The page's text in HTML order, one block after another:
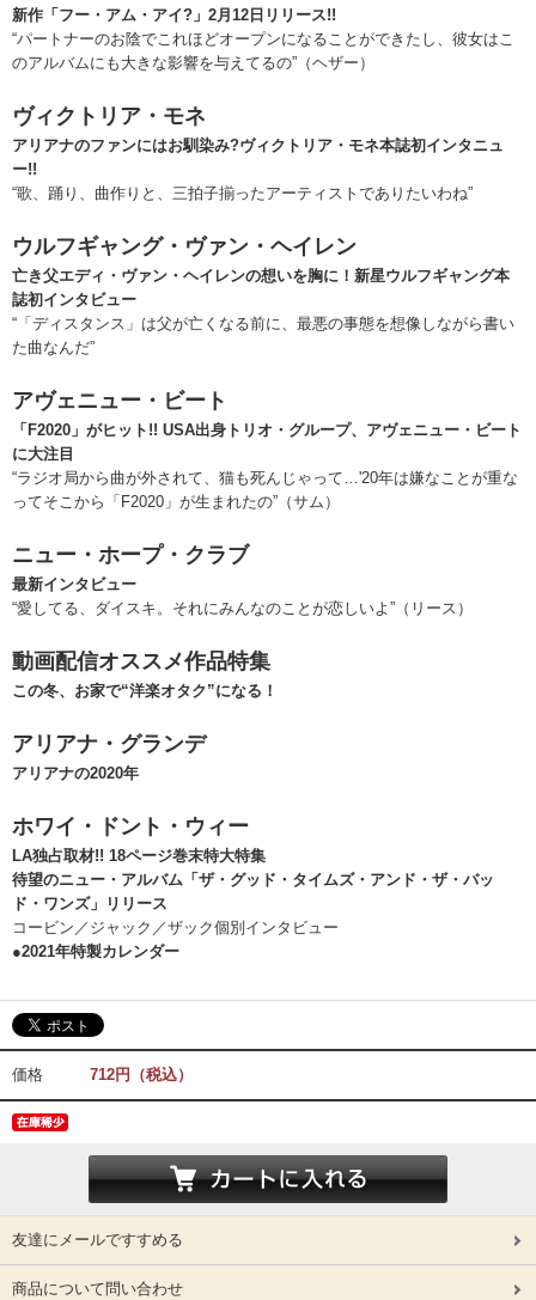
新作「フー・アム・アイ?」2月12日リリース!!
“パートナーのお陰でこれほどオープンになることができたし、彼女はこ
のアルバムにも大きな影響を与えてるの”（ヘザー）
ヴィクトリア・モネ
アリアナのファンにはお馴染み?ヴィクトリア・モネ本誌初インタニュ
ー!!
“歌、踊り、曲作りと、三拍子揃ったアーティストでありたいわね”
ウルフギャング・ヴァン・ヘイレン
亡き父エディ・ヴァン・ヘイレンの想いを胸に！新星ウルフギャング本
誌初インタビュー
“「ディスタンス」は父が亡くなる前に、最悪の事態を想像しながら書い
た曲なんだ”
アヴェニュー・ビート
「F2020」がヒット!! USA出身トリオ・グループ、アヴェニュー・ビート
に大注目
“ラジオ局から曲が外されて、猫も死んじゃって…'20年は嫌なことが重な
ってそこから「F2020」が生まれたの”（サム）
ニュー・ホープ・クラブ
最新インタビュー
“愛してる、ダイスキ。それにみんなのことが恋しいよ”（リース）
動画配信オススメ作品特集
この冬、お家で“洋楽オタク”になる！
アリアナ・グランデ
アリアナの2020年
ホワイ・ドント・ウィー
LA独占取材!! 18ページ巻末特大特集
待望のニュー・アルバム「ザ・グッド・タイムズ・アンド・ザ・バッ
ド・ワンズ」リリース
コービン／ジャック／ザック個別インタビュー
●2021年特製カレンダー
価格 712円（税込）
友達にメールですすめる
商品について問い合わせ